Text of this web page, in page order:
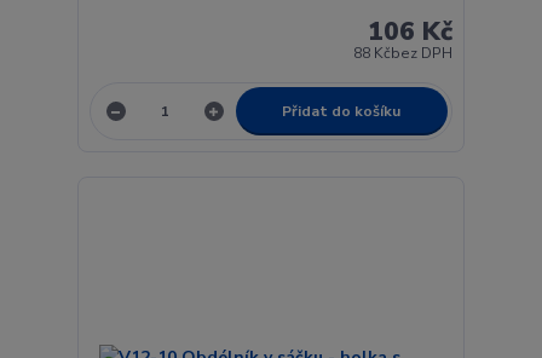
106 Kč
88 Kčbez DPH
Přidat do košíku